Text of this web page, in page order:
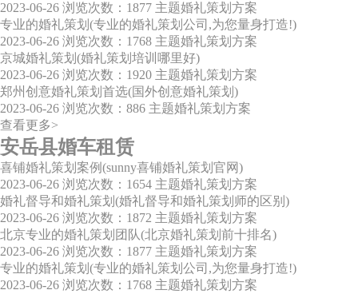
2023-06-26 浏览次数：1877 主题婚礼策划方案
专业的婚礼策划(专业的婚礼策划公司,为您量身打造!)
2023-06-26 浏览次数：1768 主题婚礼策划方案
京城婚礼策划(婚礼策划培训哪里好)
2023-06-26 浏览次数：1920 主题婚礼策划方案
郑州创意婚礼策划首选(国外创意婚礼策划)
2023-06-26 浏览次数：886 主题婚礼策划方案
查看更多>
安岳县婚车租赁
喜铺婚礼策划案例(sunny喜铺婚礼策划官网)
2023-06-26 浏览次数：1654 主题婚礼策划方案
婚礼督导和婚礼策划(婚礼督导和婚礼策划师的区别)
2023-06-26 浏览次数：1872 主题婚礼策划方案
北京专业的婚礼策划团队(北京婚礼策划前十排名)
2023-06-26 浏览次数：1877 主题婚礼策划方案
专业的婚礼策划(专业的婚礼策划公司,为您量身打造!)
2023-06-26 浏览次数：1768 主题婚礼策划方案